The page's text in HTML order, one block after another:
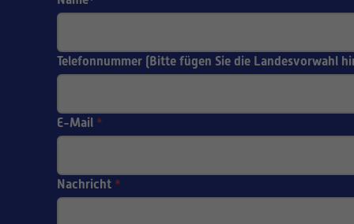
Telefonnummer (Bitte fügen Sie die Landesvorwahl
E-Mail *
Nachricht *